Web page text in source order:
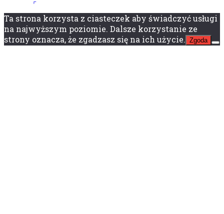
Ta strona korzysta z ciasteczek aby świadczyć usługi
na najwyższym poziomie. Dalsze korzystanie ze
strony oznacza, że zgadzasz się na ich użycie. Zgoda